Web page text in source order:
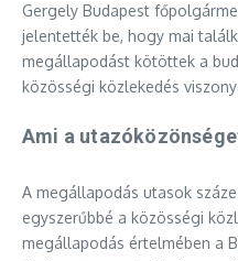
Gergely Budapest
jelentették be, hogy mai
megállapodást kötöttek a
közösségi közlekedés
Ami a
A megállapodás utasok
egyszerűbbé a közösségi
megállapodás értelmében a